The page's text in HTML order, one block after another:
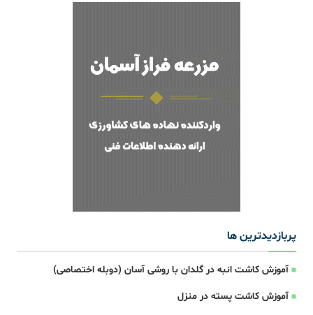
پربازدیدترین ها
آموزش کاشت انبه در گلدان با روشی آسان (دوبله اختصاصی)
آموزش کاشت پسته در منزل